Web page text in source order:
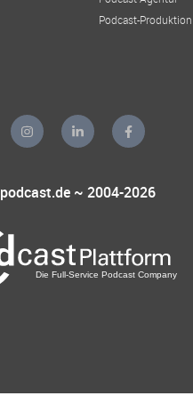
Podcast-Produktion
podcast.de ~ 2004-2026